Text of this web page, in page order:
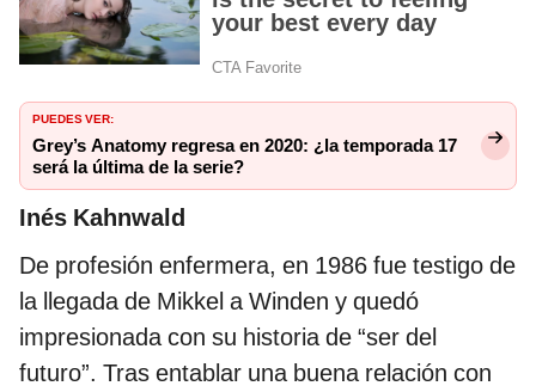
PUEDES VER:
Grey’s Anatomy regresa en 2020: ¿la temporada 17
será la última de la serie?
Inés Kahnwald
De profesión enfermera, en 1986 fue testigo de
la llegada de Mikkel a Winden y quedó
impresionada con su historia de “ser del
futuro”. Tras entablar una buena relación con